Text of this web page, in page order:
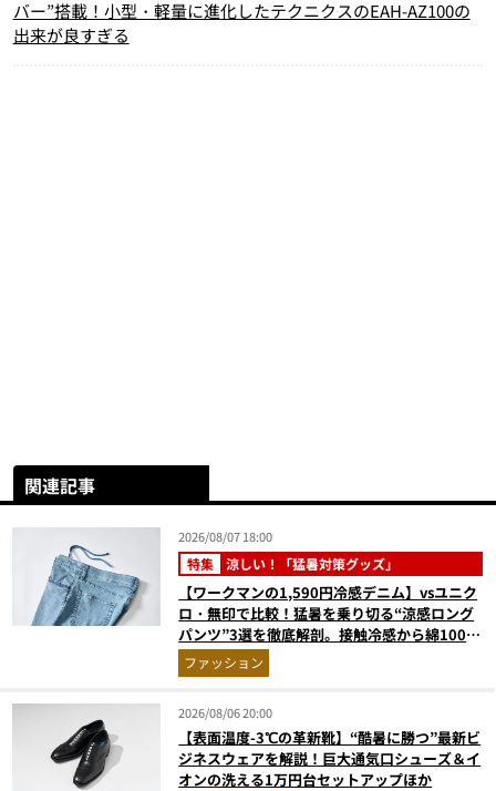
バー”搭載！小型・軽量に進化したテクニクスのEAH-AZ100の
出来が良すぎる
関連記事
2026/08/07 18:00
特集 涼しい！「猛暑対策グッズ」
【ワークマンの1,590円冷感デニム】vsユニク
ロ・無印で比較！猛暑を乗り切る“涼感ロング
パンツ”3選を徹底解剖。接触冷感から綿100%
まで決定版
ファッション
2026/08/06 20:00
【表面温度-3℃の革新靴】“酷暑に勝つ”最新ビ
ジネスウェアを解説！巨大通気口シューズ＆イ
オンの洗える1万円台セットアップほか